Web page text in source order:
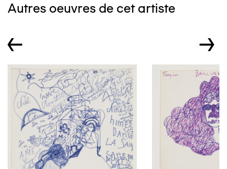
Autres oeuvres de cet artiste
← →